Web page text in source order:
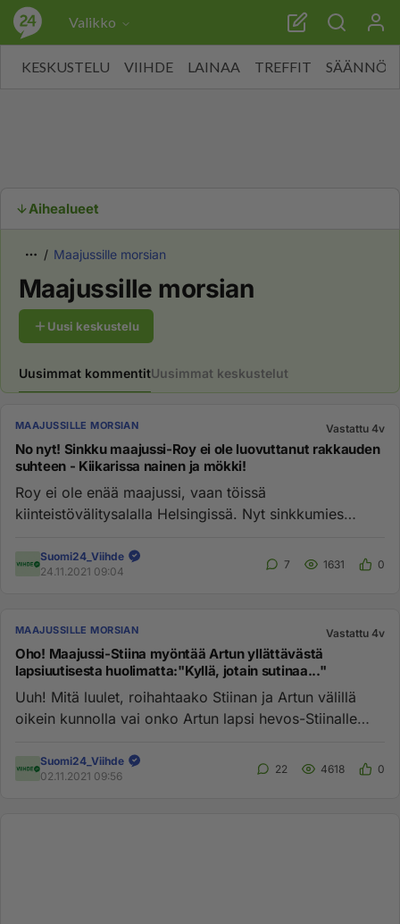
Valikko
KESKUSTELU VIIHDE LAINAA TREFFIT SÄÄNNÖT
Aihealueet
Maajussille morsian
Maajussille morsian
Uusi keskustelu
Uusimmat kommentitUusimmat keskustelut
MAAJUSSILLE MORSIAN Vastattu 4v
No nyt! Sinkku maajussi-Roy ei ole luovuttanut rakkauden
suhteen - Kiikarissa nainen ja mökki!
Roy ei ole enää maajussi, vaan töissä
kiinteistövälitysalalla Helsingissä. Nyt sinkkumies
Suomi24_Viihde
24.11.2021 09:04
7 1631 0
MAAJUSSILLE MORSIAN Vastattu 4v
Oho! Maajussi-Stiina myöntää Artun yllättävästä
lapsiuutisesta huolimatta:"Kyllä, jotain sutinaa..."
Uuh! Mitä luulet, roihahtaako Stiinan ja Artun välillä
oikein kunnolla vai onko Artun lapsi hevos-Stiinalle
Suomi24_Viihde
02.11.2021 09:56
22 4618 0